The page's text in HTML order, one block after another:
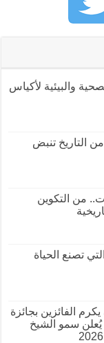
والبيئية لأكياس
التاريخ تنبض
من التكوين
تصنع الحياة
الفائزين بجائزة
يُعلن سمو الشيخ